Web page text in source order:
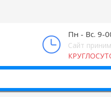
Пн - Вс. 9-
Сайт